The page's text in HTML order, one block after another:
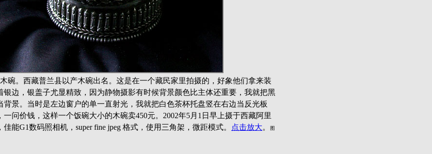
碗。西藏普兰县以产木碗出名。这是在一个藏民家里拍摄的，好象他们拿来装
银边，银盖子尤显精致，因为静物摄影有时候背景颜色比主体还重要，我就把黑
背景。当时是左边窗户的单一直射光，我就把白色茶杯托盘竖在右边当反光板
一问价钱，这样一个饭碗大小的木碗卖450元。2002年5月1日早上摄于西藏阿里
能G1数码照相机，super fine jpeg 格式，使用三角架，微距模式。
点击放大。 图